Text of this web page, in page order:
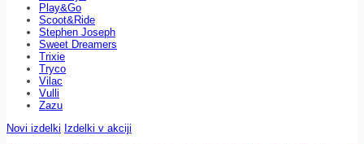
Play&Go
Scoot&Ride
Stephen Joseph
Sweet Dreamers
Trixie
Tryco
Vilac
Vulli
Zazu
Novi izdelki Izdelki v akciji